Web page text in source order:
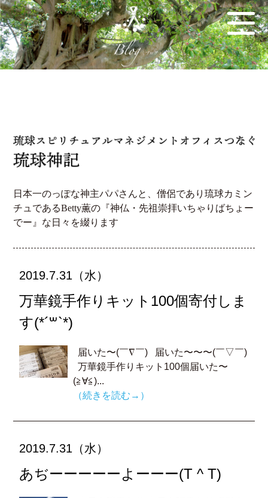
日本一のっぽな神主パパさんと、僧侶であり琉球カミン
チュであるBetty薫の『神仏・先祖崇拝いちゃりばちょー
でー』な日々を綴ります
2019.7.31（水）
万華鏡手作りキット100個寄付しま
す(*´꒳`*)
届いた〜(￣∇￣) 届いた〜〜〜(￣▽￣)
万華鏡手作りキット100個届いた〜
(≧∀≦)...
（続きを読む→）
2019.7.31（水）
あぢーーーーーよーーー(T ^ T)